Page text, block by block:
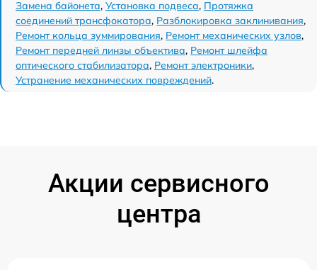
Замена байонета, Установка подвеса, Протяжка
соединений трансфокатора, Разблокировка заклинивания,
Ремонт кольца зуммирования, Ремонт механических узлов,
Ремонт передней линзы объектива, Ремонт шлейфа
оптического стабилизатора, Ремонт электроники,
Устранение механических повреждений.
Акции сервисного
центра